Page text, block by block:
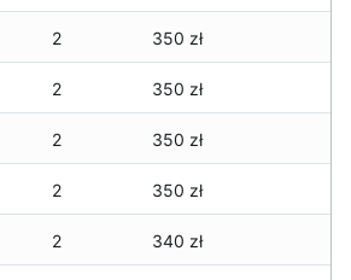
2 350 zł
2 350 zł
2 350 zł
2 350 zł
2 340 zł